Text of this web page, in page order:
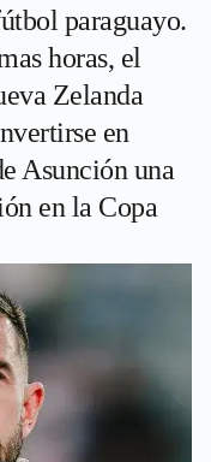
paraguayo.
horas, el
Zelanda
en
Asunción una
en la Copa